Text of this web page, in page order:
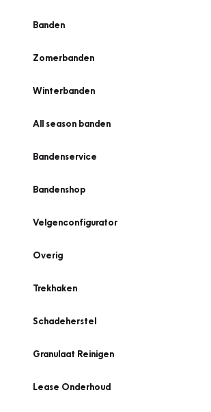
Banden
Zomerbanden
Winterbanden
All season banden
Bandenservice
Bandenshop
Velgenconfigurator
Overig
Trekhaken
Schadeherstel
Granulaat Reinigen
Lease Onderhoud